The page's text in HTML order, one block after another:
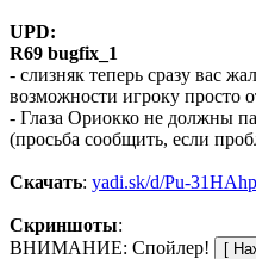
UPD:
R69 bugfix_1
- слизняк теперь сразу вас
возможности игроку просто
- Глаза Ориокко не должны
(просьба сообщить, если
Скачать: yadi.sk/d/Pu-
Скриншоты:
ВНИМАНИЕ: Спойлер!